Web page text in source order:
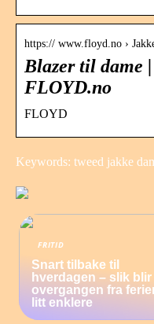
https:// www.floyd.no ›
Blazer til dame
FLOYD.no
FLOYD
Keywords: tweed jakke
FRITID
Snart tilbake til
hverdagen – slik blir
overgangen fra
litt enklere